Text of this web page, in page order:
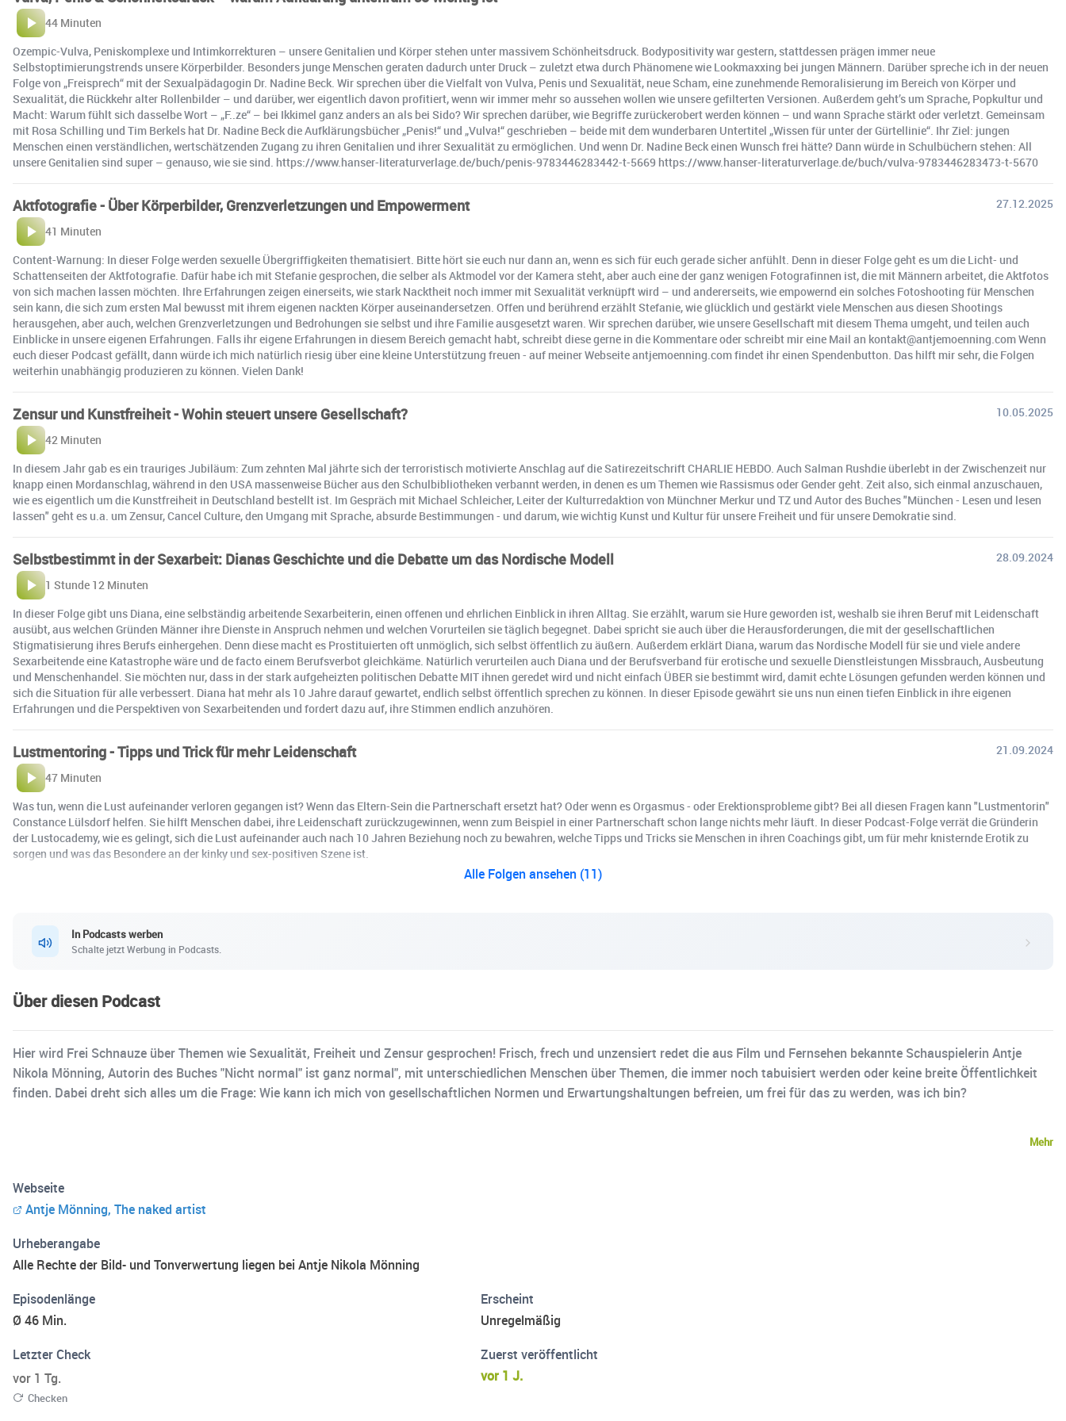
44 Minuten
Ozempic-Vulva, Peniskomplexe und Intimkorrekturen – unsere Genitalien und Körper stehen unter massivem Schönheitsdruck. Bodypositivity war gestern, stattdessen prägen immer neue
Selbstoptimierungstrends unsere Körperbilder. Besonders junge Menschen geraten dadurch unter Druck – zuletzt etwa durch Phänomene wie Lookmaxxing bei jungen Männern. Darüber spreche ich in der neuen
Folge von „Freisprech“ mit der Sexualpädagogin Dr. Nadine Beck. Wir sprechen über die Vielfalt von Vulva, Penis und Sexualität, neue Scham, eine zunehmende Remoralisierung im Bereich von Körper und
Sexualität, die Rückkehr alter Rollenbilder – und darüber, wer eigentlich davon profitiert, wenn wir immer mehr so aussehen wollen wie unsere gefilterten Versionen. Außerdem geht’s um Sprache, Popkultur und
Macht: Warum fühlt sich dasselbe Wort – „F..ze“ – bei Ikkimel ganz anders an als bei Sido? Wir sprechen darüber, wie Begriffe zurückerobert werden können – und wann Sprache stärkt oder verletzt. Gemeinsam
mit Rosa Schilling und Tim Berkels hat Dr. Nadine Beck die Aufklärungsbücher „Penis!“ und „Vulva!“ geschrieben – beide mit dem wunderbaren Untertitel „Wissen für unter der Gürtellinie“. Ihr Ziel: jungen
Menschen einen verständlichen, wertschätzenden Zugang zu ihren Genitalien und ihrer Sexualität zu ermöglichen. Und wenn Dr. Nadine Beck einen Wunsch frei hätte? Dann würde in Schulbüchern stehen: All
unsere Genitalien sind super – genauso, wie sie sind. https://www.hanser-literaturverlage.de/buch/penis-9783446283442-t-5669 https://www.hanser-literaturverlage.de/buch/vulva-9783446283473-t-5670
Aktfotografie - Über Körperbilder, Grenzverletzungen und Empowerment
27.12.2025
41 Minuten
Content-Warnung: In dieser Folge werden sexuelle Übergriffigkeiten thematisiert. Bitte hört sie euch nur dann an, wenn es sich für euch gerade sicher anfühlt. Denn in dieser Folge geht es um die Licht- und
Schattenseiten der Aktfotografie. Dafür habe ich mit Stefanie gesprochen, die selber als Aktmodel vor der Kamera steht, aber auch eine der ganz wenigen Fotografinnen ist, die mit Männern arbeitet, die Aktfotos
von sich machen lassen möchten. Ihre Erfahrungen zeigen einerseits, wie stark Nacktheit noch immer mit Sexualität verknüpft wird – und andererseits, wie empowernd ein solches Fotoshooting für Menschen
sein kann, die sich zum ersten Mal bewusst mit ihrem eigenen nackten Körper auseinandersetzen. Offen und berührend erzählt Stefanie, wie glücklich und gestärkt viele Menschen aus diesen Shootings
herausgehen, aber auch, welchen Grenzverletzungen und Bedrohungen sie selbst und ihre Familie ausgesetzt waren. Wir sprechen darüber, wie unsere Gesellschaft mit diesem Thema umgeht, und teilen auch
Einblicke in unsere eigenen Erfahrungen. Falls ihr eigene Erfahrungen in diesem Bereich gemacht habt, schreibt diese gerne in die Kommentare oder schreibt mir eine Mail an kontakt@antjemoenning.com Wenn
euch dieser Podcast gefällt, dann würde ich mich natürlich riesig über eine kleine Unterstützung freuen - auf meiner Webseite antjemoenning.com findet ihr einen Spendenbutton. Das hilft mir sehr, die Folgen
weiterhin unabhängig produzieren zu können. Vielen Dank!
Zensur und Kunstfreiheit - Wohin steuert unsere Gesellschaft?
10.05.2025
42 Minuten
In diesem Jahr gab es ein trauriges Jubiläum: Zum zehnten Mal jährte sich der terroristisch motivierte Anschlag auf die Satirezeitschrift CHARLIE HEBDO. Auch Salman Rushdie überlebt in der Zwischenzeit nur
knapp einen Mordanschlag, während in den USA massenweise Bücher aus den Schulbibliotheken verbannt werden, in denen es um Themen wie Rassismus oder Gender geht. Zeit also, sich einmal anzuschauen,
wie es eigentlich um die Kunstfreiheit in Deutschland bestellt ist. Im Gespräch mit Michael Schleicher, Leiter der Kulturredaktion von Münchner Merkur und TZ und Autor des Buches "München - Lesen und lesen
lassen" geht es u.a. um Zensur, Cancel Culture, den Umgang mit Sprache, absurde Bestimmungen - und darum, wie wichtig Kunst und Kultur für unsere Freiheit und für unsere Demokratie sind.
Selbstbestimmt in der Sexarbeit: Dianas Geschichte und die Debatte um das Nordische Modell
28.09.2024
1 Stunde 12 Minuten
In dieser Folge gibt uns Diana, eine selbständig arbeitende Sexarbeiterin, einen offenen und ehrlichen Einblick in ihren Alltag. Sie erzählt, warum sie Hure geworden ist, weshalb sie ihren Beruf mit Leidenschaft
ausübt, aus welchen Gründen Männer ihre Dienste in Anspruch nehmen und welchen Vorurteilen sie täglich begegnet. Dabei spricht sie auch über die Herausforderungen, die mit der gesellschaftlichen
Stigmatisierung ihres Berufs einhergehen. Denn diese macht es Prostituierten oft unmöglich, sich selbst öffentlich zu äußern. Außerdem erklärt Diana, warum das Nordische Modell für sie und viele andere
Sexarbeitende eine Katastrophe wäre und de facto einem Berufsverbot gleichkäme. Natürlich verurteilen auch Diana und der Berufsverband für erotische und sexuelle Dienstleistungen Missbrauch, Ausbeutung
und Menschenhandel. Sie möchten nur, dass in der stark aufgeheizten politischen Debatte MIT ihnen geredet wird und nicht einfach ÜBER sie bestimmt wird, damit echte Lösungen gefunden werden können und
sich die Situation für alle verbessert. Diana hat mehr als 10 Jahre darauf gewartet, endlich selbst öffentlich sprechen zu können. In dieser Episode gewährt sie uns nun einen tiefen Einblick in ihre eigenen
Erfahrungen und die Perspektiven von Sexarbeitenden und fordert dazu auf, ihre Stimmen endlich anzuhören.
Lustmentoring - Tipps und Trick für mehr Leidenschaft
21.09.2024
47 Minuten
Was tun, wenn die Lust aufeinander verloren gegangen ist? Wenn das Eltern-Sein die Partnerschaft ersetzt hat? Oder wenn es Orgasmus - oder Erektionsprobleme gibt? Bei all diesen Fragen kann "Lustmentorin"
Constance Lülsdorf helfen. Sie hilft Menschen dabei, ihre Leidenschaft zurückzugewinnen, wenn zum Beispiel in einer Partnerschaft schon lange nichts mehr läuft. In dieser Podcast-Folge verrät die Gründerin
der Lustocademy, wie es gelingt, sich die Lust aufeinander auch nach 10 Jahren Beziehung noch zu bewahren, welche Tipps und Tricks sie Menschen in ihren Coachings gibt, um für mehr knisternde Erotik zu
sorgen und was das Besondere an der kinky und sex-positiven Szene ist.
Alle Folgen ansehen (11)
In Podcasts werben
Schalte jetzt Werbung in Podcasts.
Über diesen Podcast
Hier wird Frei Schnauze über Themen wie Sexualität, Freiheit und Zensur gesprochen! Frisch, frech und unzensiert redet die aus Film und Fernsehen bekannte Schauspielerin Antje
Nikola Mönning, Autorin des Buches "Nicht normal" ist ganz normal", mit unterschiedlichen Menschen über Themen, die immer noch tabuisiert werden oder keine breite Öffentlichkeit
finden. Dabei dreht sich alles um die Frage: Wie kann ich mich von gesellschaftlichen Normen und Erwartungshaltungen befreien, um frei für das zu werden, was ich bin?
Mehr
Webseite
Antje Mönning, The naked artist
Urheberangabe
Alle Rechte der Bild- und Tonverwertung liegen bei Antje Nikola Mönning
Episodenlänge
Ø 46 Min.
Erscheint
Unregelmäßig
Letzter Check
vor 1 Tg.
Checken
Zuerst veröffentlicht
vor 1 J.